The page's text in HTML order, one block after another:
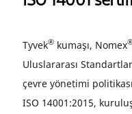
Tyvek® kumaşı, Nomex
Uluslararası
çevre yönetimi
ISO 14001:2015,